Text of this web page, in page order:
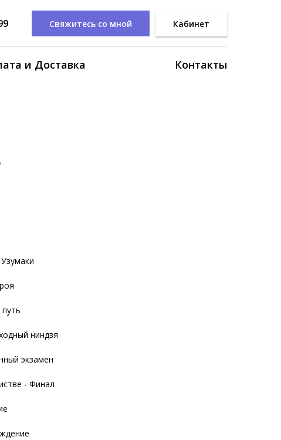
Свяжитесь со мной Кабинет
и Доставка Контакты
ниндзя
экзамен
- Финал